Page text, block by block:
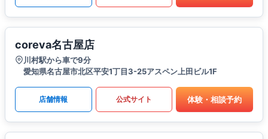
coreva名古屋店
川村駅から車で9分
愛知県名古屋市北区平安1丁目3-25アスペン上田ビル1F
店舗情報 公式サイト 体験・相談予約